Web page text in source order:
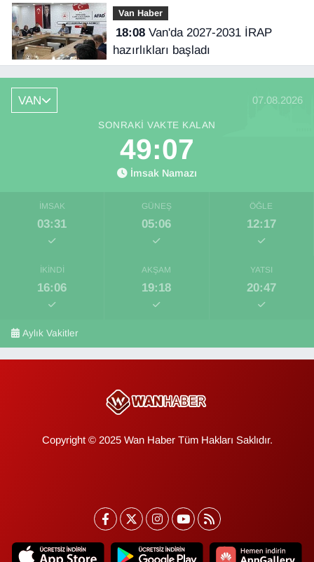
Van Haber
18:08Van'da 2027-2031 İRAP
hazırlıkları başladı
VAN 07.08.2026
SONRAKI VAKTE KALAN
49:06
İmsak Namazı
İMSAK
03:31
GÜNEŞ
05:06
ÖĞLE
12:17
İKINDI
16:06
AKŞAM
19:18
YATSI
20:47
Aylık Vakitler
Copyright © 2025 Wan Haber Tüm Hakları Saklıdır.